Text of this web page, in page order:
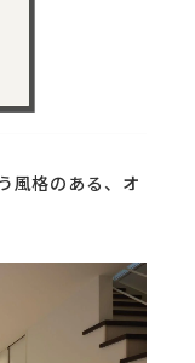
風格のある、オ